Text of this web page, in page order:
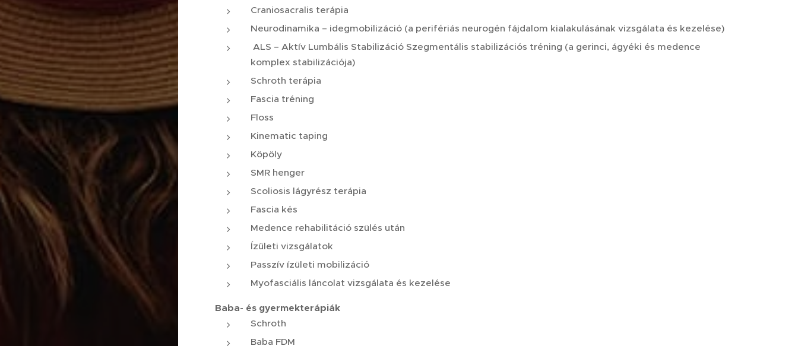
Craniosacralis terápia
Neurodinamika – idegmobilizáció (a perifériás neurogén fájdalom kialakulásának vizsgálata és kezelése)
ALS – Aktív Lumbális Stabilizáció Szegmentális stabilizációs tréning (a gerinci, ágyéki és medence
komplex stabilizációja)
Schroth terápia
Fascia tréning
Floss
Kinematic taping
Köpöly
SMR henger
Scoliosis lágyrész terápia
Fascia kés
Medence rehabilitáció szülés után
Ízületi vizsgálatok
Passzív ízületi mobilizáció
Myofasciális láncolat vizsgálata és kezelése
Baba- és gyermekterápiák
Schroth
Baba FDM